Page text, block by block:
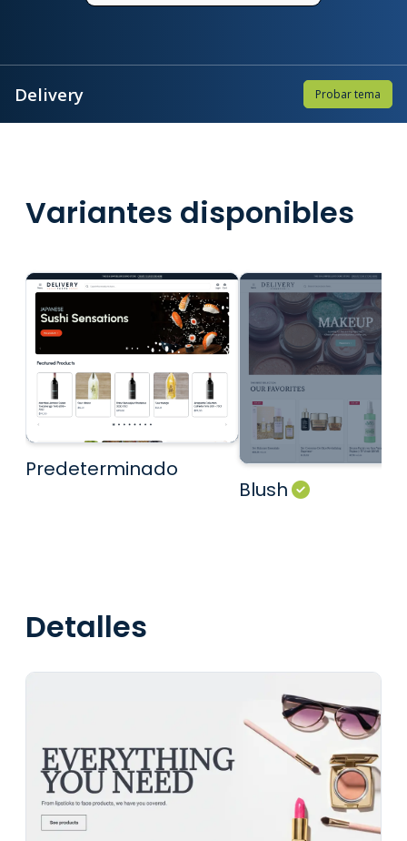
Delivery Probar tema
Variantes disponibles
Predeterminado
Blush
Detalles